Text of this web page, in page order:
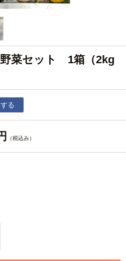
菜セット 1箱（2kg
る
（税込み）